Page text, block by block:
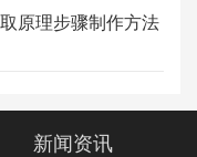
原理步骤制作方法
新闻资讯